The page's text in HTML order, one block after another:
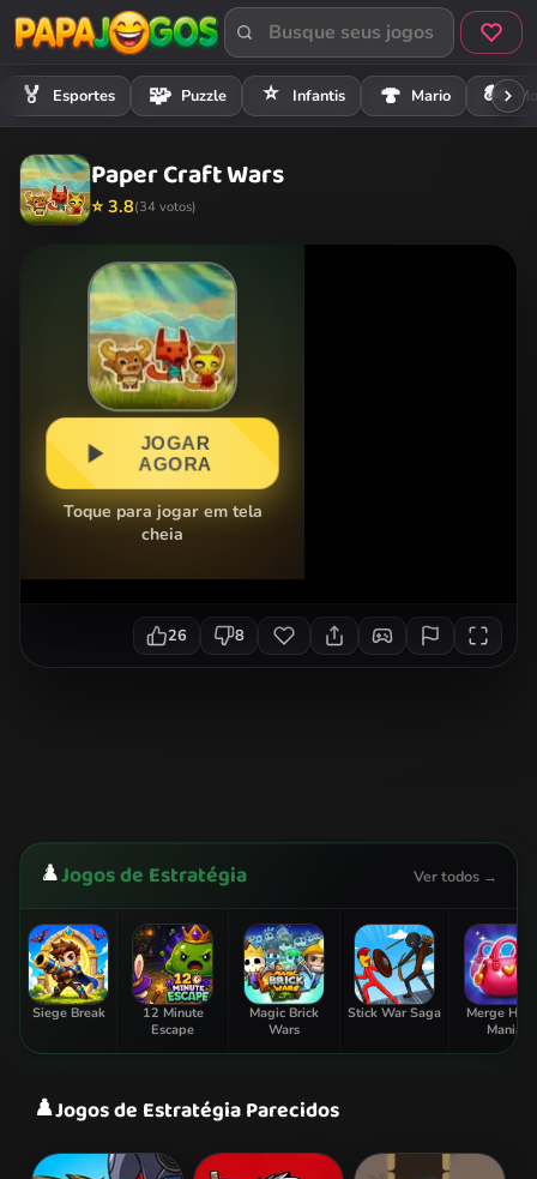
🏅 Esportes 🧩 Puzzle ⭐ Infantis 🍄 Mario 🏍️
Paper Craft Wars
⭐ 3.8(34 votos)
JOGAR
AGORA
Toque para jogar em tela
cheia
26 8
♟️Jogos de Estratégia Ver todos →
Siege Break
12 Minute
Escape
Magic Brick
Wars
Stick War Saga
Merge
Mania
♟️Jogos de Estratégia Parecidos